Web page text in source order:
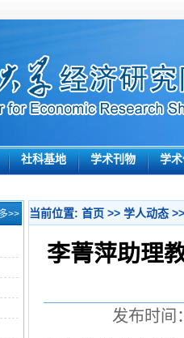
社科基地 学术刊物 学
>> 当前位置: 首页 >> 学人动态
李菁萍助理
发布时